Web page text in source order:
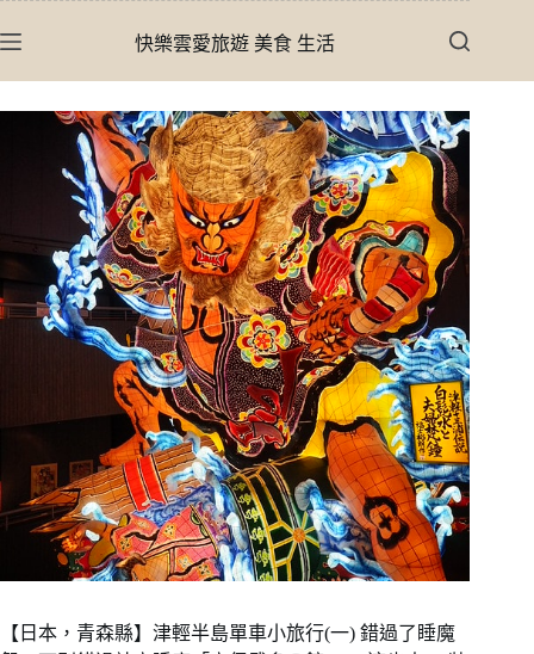
至
快樂雲愛旅遊 美食 生活
【日本，青森縣】津輕半島單車小旅行(一) 錯過了睡魔